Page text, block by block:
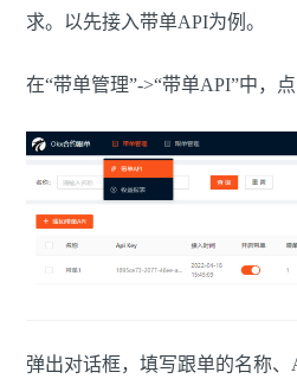
求。以先接入带单API为例。
在“带单管理”->“带单API”中，
弹出对话框，填写跟单的名称、